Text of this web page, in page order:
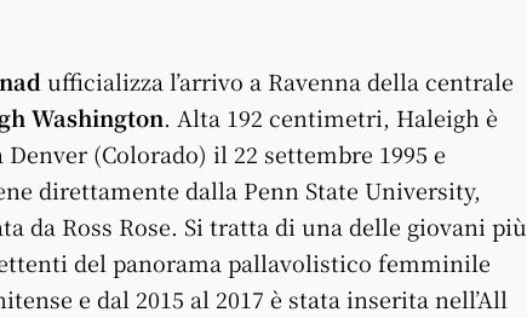
ufficializza l’arrivo a Ravenna della centrale
Washington. Alta 192 centimetri, Haleigh è
Denver (Colorado) il 22 settembre 1995 e
direttamente dalla Penn State University,
da Ross Rose. Si tratta di una delle giovani più
del panorama pallavolistico femminile
e dal 2015 al 2017 è stata inserita nell’All